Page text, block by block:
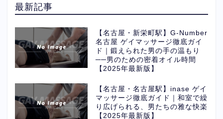
最新記事
【名古屋・新栄町駅】G-Number
名古屋 ゲイマッサージ徹底ガイ
ド｜鍛えられた男の手の温もり
──男のための密着オイル時間
【2025年最新版】
【名古屋・名古屋駅】inase ゲイ
マッサージ徹底ガイド｜和室で繰
り広げられる、男たちの雅な快楽
【2025年最新版】